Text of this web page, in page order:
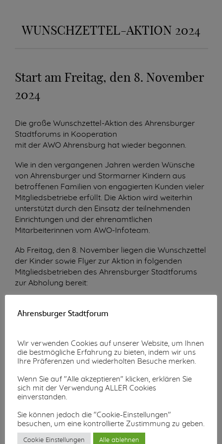
WUNSCHZETTEL-AKTION 2024
Start am Freitag, den 8. November
2024
Die große Wunschzettel-Aktion des Ahrensburger
Stadtforums in Kooperation
mit der AWO Ahrensburg hat wieder begonnen.
Wie in den vergangenen Jahren werden Wünsche
von Ahrensburger und Stormarner Kindern aus
betroffenen Familien von engagierten Kunden vieler
Mitgliedsbetriebe erfüllt. Die Aktion wird weiterhin
unterstützt durch den Einsatz der teilnehmenden
Einrichtungen und der ehrenamtlichen
Mitarbeiterinnen vom AWO-Infoteam.
Ab Freitag, den 8. November liegen die Wunschzettel
der Kinder sowie Flyer zur Aktion in folgenden
Mitgliedsbetrieben des Ahrensburger Stadtforums
zur Abholung bereit:
2. Berlin Milljöh, Große Straße 15
4. Edvardsson DIE Tanzschule, Beimoorkamp 1
5. Elektrofachgeschäft Clasen, Hamburger Straße
6. Flora Apotheke, Hamburger Straße 11
7. Juwelier Werning, Rondeel 5
8. Kaufhaus Nessler, Hamburger Straße 4-8
9. La Joliette, Hamburger Straße 2
10. PAASCH Immobilien, Manhagener Allee 3
11. Restaurant Bangkok, Lohe 2-4
Ahrensburger Stadtforum
Wir verwenden Cookies auf unserer Website, um Ihnen
die bestmögliche Erfahrung zu bieten, indem wir uns
Ihre Präferenzen und wiederholten Besuche merken.
Wenn Sie auf "Alle akzeptieren" klicken, erklären Sie
sich mit der Verwendung ALLER Cookies
einverstanden.
Sie können jedoch die "Cookie-Einstellungen"
besuchen, um eine kontrollierte Zustimmung zu geben.
Cookie Einstellungen Alle ablehnen